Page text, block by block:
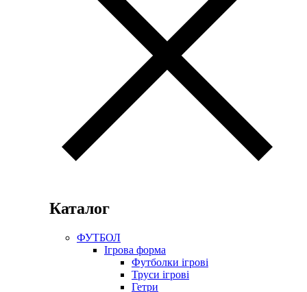
Каталог
ФУТБОЛ
Ігрова форма
Футболки ігрові
Труси ігрові
Гетри